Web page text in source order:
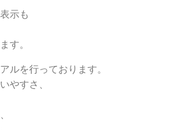
示も
す。
ルを行っております。
やすさ、